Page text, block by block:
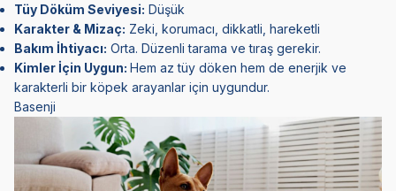
Tüy Döküm Seviyesi: Düşük
Karakter & Mizaç: Zeki, korumacı, dikkatli, hareketli
Bakım İhtiyacı: Orta. Düzenli tarama ve tıraş gerekir.
Kimler İçin Uygun: Hem az tüy döken hem de enerjik ve
karakterli bir köpek arayanlar için uygundur.
Basenji